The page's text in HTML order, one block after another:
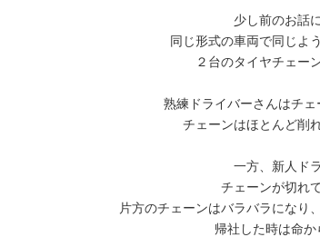
少し前のお話
同じ形式の車両で同じよ
２台のタイヤチェー
熟練ドライバーさんはチェ
チェーンはほとんど削
一方、新人ド
チェーンが切れ
片方のチェーンはバラバラになり
帰社した時は命